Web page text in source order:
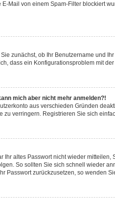
Mail von einem Spam-Filter blockiert
zunächst, ob Ihr Benutzername und
dass ein Konfigurationsproblem mit
mich aber nicht mehr anmelden?!
aus verschieden Gründen
verringern. Registrieren Sie sich
Ihr altes Passwort nicht wieder
So sollten Sie sich schnell wieder
Passwort zurückzusetzen, so wenden